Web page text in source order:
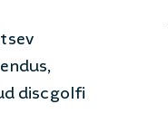
discgolfi